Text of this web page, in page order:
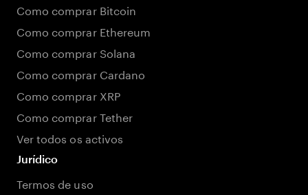
Como comprar Bitcoin
Como comprar Ethereum
Como comprar Solana
Como comprar Cardano
Como comprar XRP
Como comprar Tether
Ver todos os activos
Jurídico
Termos de uso